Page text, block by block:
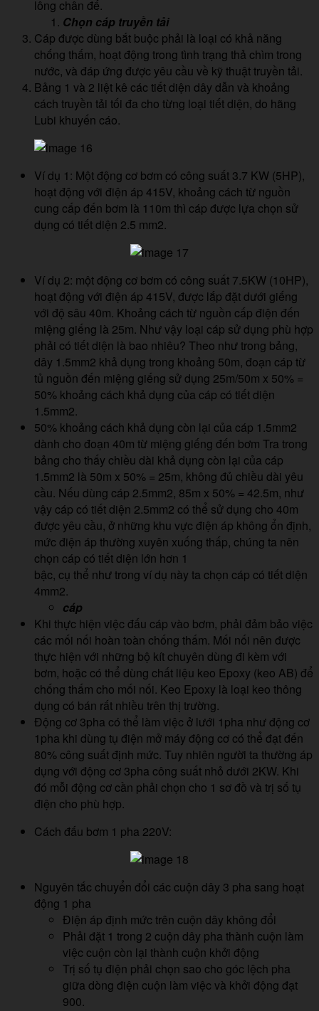
lông chân đế.
Chọn cáp truyền tải
Cáp được dùng bắt buộc phải là loại có khả năng
chống thấm, hoạt động trong tình trạng thả chìm trong
nước, và đáp ứng được yêu cầu về kỹ thuật truyền tải.
Bảng 1 và 2 liệt kê các tiết diện dây dẫn và khoảng
cách truyền tải tối đa cho từng loại tiết diện, do hãng
Lubi khuyến cáo.
Ví dụ 1: Một động cơ bơm có công suất 3.7 KW (5HP),
hoạt động với điện áp 415V, khoảng cách từ nguồn
cung cấp đến bơm là 110m thì cáp được lựa chọn sử
dụng có tiết diện 2.5 mm2.
Ví dụ 2: một động cơ bơm có công suất 7.5KW (10HP),
hoạt động với điện áp 415V, được lắp đặt dưới giếng
với độ sâu 40m. Khoảng cách từ nguồn cấp điện đến
miệng giếng là 25m. Như vậy loại cáp sử dụng phù hợp
phải có tiết diện là bao nhiêu? Theo như trong bảng,
dây 1.5mm2 khả dụng trong khoảng 50m, đoạn cáp từ
tủ nguồn đến miệng giếng sử dụng 25m/50m x 50% =
50% khoảng cách khả dụng của cáp có tiết diện
1.5mm2.
50% khoảng cách khả dụng còn lại của cáp 1.5mm2
dành cho đoạn 40m từ miệng giếng đến bơm Tra trong
bảng cho thấy chiều dài khả dụng còn lại của cáp
1.5mm2 là 50m x 50% = 25m, không đủ chiều dài yêu
cầu. Nếu dùng cáp 2.5mm2, 85m x 50% = 42.5m, như
vậy cáp có tiết diện 2.5mm2 có thể sử dụng cho 40m
được yêu cầu, ở những khu vực điện áp không ổn định,
mức điện áp thường xuyên xuống thấp, chúng ta nên
chọn cáp có tiết diện lớn hơn 1
bậc, cụ thể như trong ví dụ này ta chọn cáp có tiết diện
4mm2.
cáp
Khi thực hiện việc đấu cáp vào bơm, phải đảm bảo việc
các mối nối hoàn toàn chống thấm. Mối nối nên được
thực hiện với những bộ kít chuyên dùng đi kèm với
bơm, hoặc có thể dùng chất liệu keo Epoxy (keo AB) để
chống thấm cho mối nối. Keo Epoxy là loại keo thông
dụng có bán rất nhiều trên thị trường.
Động cơ 3pha có thể làm việc ở lưới 1pha như động cơ
1pha khi dùng tụ điện mở máy động cơ có thể đạt đến
80% công suất định mức. Tuy nhiên người ta thường áp
dụng với động cơ 3pha công suất nhỏ dưới 2KW. Khi
đó mỗi động cơ cần phải chọn cho 1 sơ đồ và trị số tụ
điện cho phù hợp.
Cách đấu bơm 1 pha 220V:
Nguyên tắc chuyển đổi các cuộn dây 3 pha sang hoạt
động 1 pha
Điện áp định mức trên cuộn dây không đổi
Phải đặt 1 trong 2 cuộn dây pha thành cuộn làm
việc cuộn còn lại thành cuộn khởi động
Trị số tụ điện phải chọn sao cho góc lệch pha
giữa dòng điện cuộn làm việc và khởi động đạt
900.